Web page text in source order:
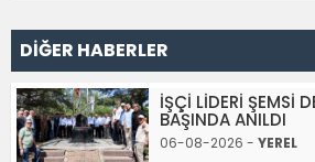
DİĞER HABERLER
İŞÇİ LİDERİ ŞEMSİ
BAŞINDA ANILDI
06-08-2026 - YEREL